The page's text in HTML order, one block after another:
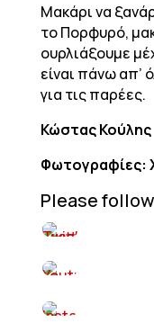
Μακάρι να
το Πορφυρό,
ουρλιάξουμε
είναι πάνω απ’
για τις παρέες.
Κώστας Κούλης
Φωτογραφίες:
Please